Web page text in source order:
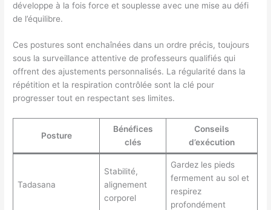
développe à la fois force et souplesse avec une mise au défi
de l’équilibre.
Ces postures sont enchaînées dans un ordre précis, toujours
sous la surveillance attentive de professeurs qualifiés qui
offrent des ajustements personnalisés. La régularité dans la
répétition et la respiration contrôlée sont la clé pour
progresser tout en respectant ses limites.
Posture
Bénéfices
clés
Conseils
d’exécution
Tadasana
Stabilité,
alignement
corporel
Gardez les pieds
fermement au sol et
respirez
profondément